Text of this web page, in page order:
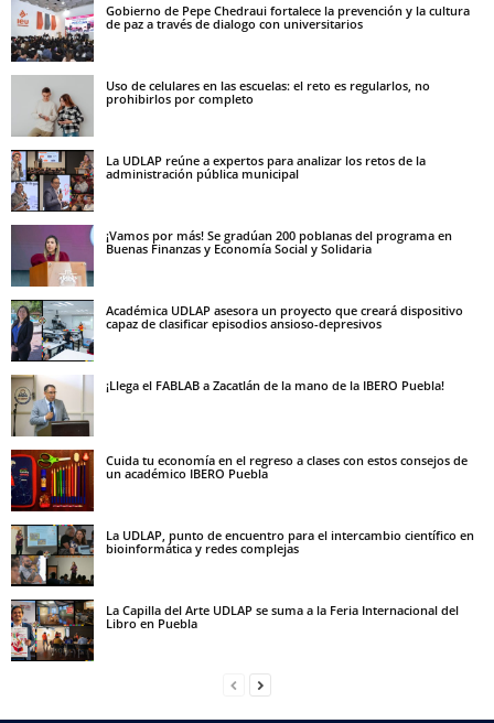
Gobierno de Pepe Chedraui fortalece la prevención y la cultura
de paz a través de dialogo con universitarios
Uso de celulares en las escuelas: el reto es regularlos, no
prohibirlos por completo
La UDLAP reúne a expertos para analizar los retos de la
administración pública municipal
¡Vamos por más! Se gradúan 200 poblanas del programa en
Buenas Finanzas y Economía Social y Solidaria
Académica UDLAP asesora un proyecto que creará dispositivo
capaz de clasificar episodios ansioso-depresivos
¡Llega el FABLAB a Zacatlán de la mano de la IBERO Puebla!
Cuida tu economía en el regreso a clases con estos consejos de
un académico IBERO Puebla
La UDLAP, punto de encuentro para el intercambio científico en
bioinformática y redes complejas
La Capilla del Arte UDLAP se suma a la Feria Internacional del
Libro en Puebla